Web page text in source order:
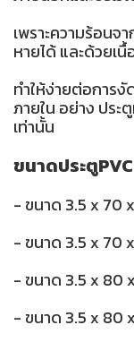
เพราะความร้อนจ
หายได้ และด้วยเ
ทำให้ง่ายต่อการงั
ภายใน อย่าง ปร
เท่านั้น
ขนาดประตูPVC
- ขนาด 3.5 x 70
- ขนาด 3.5 x 70
- ขนาด 3.5 x 80
- ขนาด 3.5 x 80